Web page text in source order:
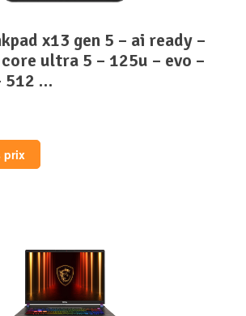
ultra 5 – 125u – evo –
512 …
prix